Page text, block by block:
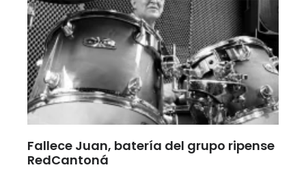
Fallece Juan, batería del grupo ripense
RedCantoná